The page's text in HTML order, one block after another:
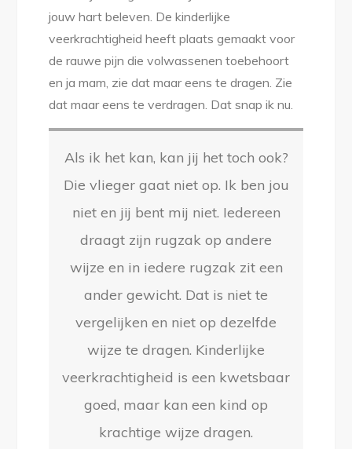
jouw hart beleven. De kinderlijke
veerkrachtigheid heeft plaats gemaakt voor
de rauwe pijn die volwassenen toebehoort
en ja mam, zie dat maar eens te dragen. Zie
dat maar eens te verdragen. Dat snap ik nu.
Als ik het kan, kan jij het toch ook?
Die vlieger gaat niet op. Ik ben jou
niet en jij bent mij niet. Iedereen
draagt zijn rugzak op andere
wijze en in iedere rugzak zit een
ander gewicht. Dat is niet te
vergelijken en niet op dezelfde
wijze te dragen. Kinderlijke
veerkrachtigheid is een kwetsbaar
goed, maar kan een kind op
krachtige wijze dragen.